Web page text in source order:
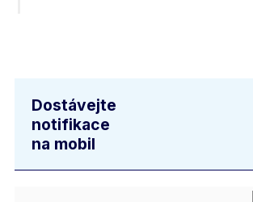
Dostávejte
notifikace
na mobil